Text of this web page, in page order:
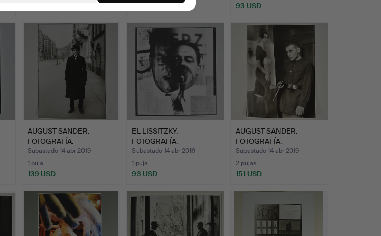
70 USD 93 USD
AUGUST SANDER.
FOTOGRAFÍA.
Subastado 14 abr 2019
1 puja
139 USD
EL LISSITZKY.
FOTOGRAFÍA.
Subastado 14 abr 2019
1 puja
93 USD
AUGUST SANDER.
FOTOGRAFÍA.
Subastado 14 abr 2019
2 pujas
151 USD